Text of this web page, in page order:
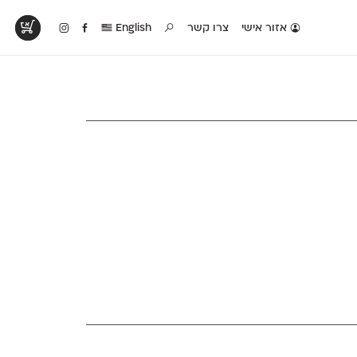
אזור אישי צרו קשר English
שנעשו עם
פונטים על־גבי דף A4
של הפונטים שלנו זה